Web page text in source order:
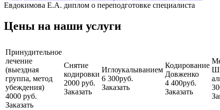
Евдокимова Е.А. диплом о переподготовке специалиста
Цены на наши услуги
Принудительное
лечение
(выездная
группа, метод
убеждения)
4000 руб.
Заказать
Снятие
кодировки
2000 руб.
Заказать
Иглоукалыванием
6 300руб.
Заказать
Кодирование
Довженко
4 400руб.
Заказать